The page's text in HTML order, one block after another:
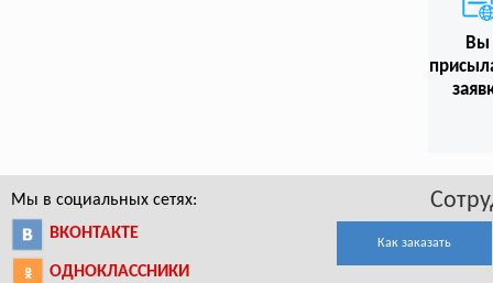
Вы
Мы в социальных сетях:
ВКОНТАКТЕ
ОДНОКЛАССНИКИ
Как заказать